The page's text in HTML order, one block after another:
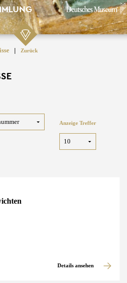
| Zurück
Anzeige Treffer
Details ansehen